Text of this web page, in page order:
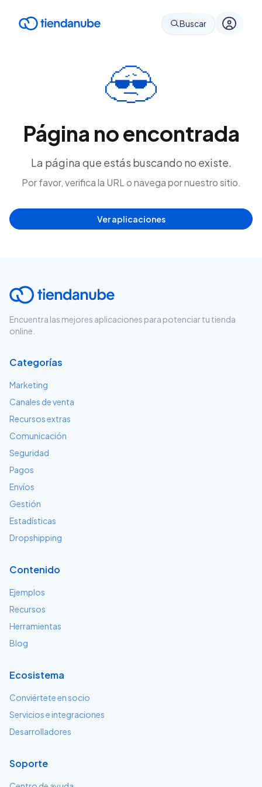
Buscar
Página no encontrada
La página que estás buscando no existe.
Por favor, verifica la URL o navega por nuestro sitio.
Ver aplicaciones
Encuentra las mejores aplicaciones para potenciar tu tienda
online.
Categorías
Marketing
Canales de venta
Recursos extras
Comunicación
Seguridad
Pagos
Envíos
Gestión
Estadísticas
Dropshipping
Contenido
Ejemplos
Recursos
Herramientas
Blog
Ecosistema
Conviértete en socio
Servicios e integraciones
Desarrolladores
Soporte